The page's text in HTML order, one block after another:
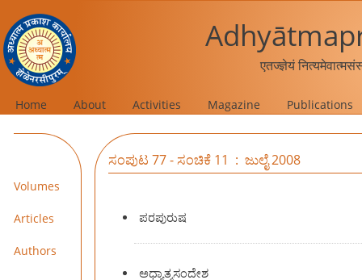
एतज्ज्ञेयं
Home About Activities Magazine Publications
Volumes
Articles
Authors
ಸಂಪುಟ 77 - ಸಂಚಿಕೆ 11 : ಜುಲೈ 2008
ಪರಪುರುಷ
ಅಧ್ಯಾತ್ಮಸಂದೇಶ